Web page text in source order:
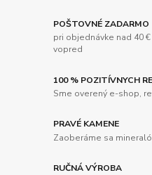
POŠTOVNÉ ZADARMO
pri objednávke nad 40
vopred
100 % POZITÍVNYCH
Sme overený e-shop,
PRAVÉ KAMENE
Zaoberáme sa
RUČNÁ VÝROBA